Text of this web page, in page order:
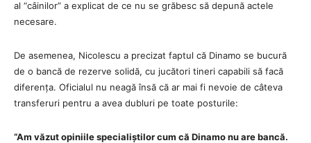
al “câinilor” a explicat de ce nu se grăbesc să depună actele
necesare.
De asemenea, Nicolescu a precizat faptul că Dinamo se bucură
de o bancă de rezerve solidă, cu jucători tineri capabili să facă
diferența. Oficialul nu neagă însă că ar mai fi nevoie de câteva
transferuri pentru a avea dubluri pe toate posturile:
“Am văzut opiniile specialiștilor cum că Dinamo nu are bancă.